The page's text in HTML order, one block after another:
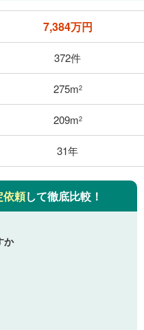
7,384万円
372件
275m2
209m2
31年
依頼して徹底比較！
か